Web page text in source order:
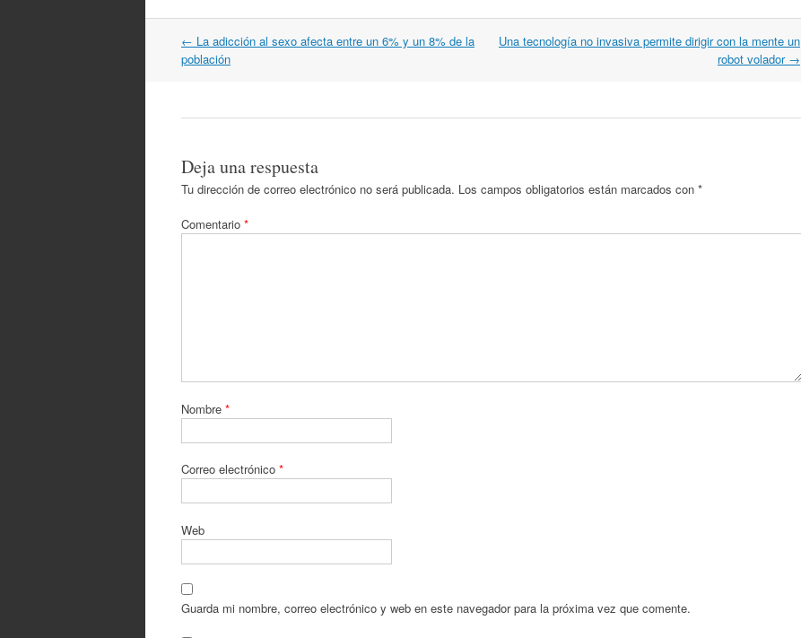
Navegación
por
← La adicción al sexo afecta entre un 6% y un 8% de la
población
Una tecnología no invasiva permite dirigir con la mente un
robot volador →
Deja una respuesta
Tu dirección de correo electrónico no será publicada. Los campos obligatorios están marcados con *
Comentario *
Nombre *
Correo electrónico *
Web
Guarda mi nombre, correo electrónico y web en este navegador para la próxima vez que comente.